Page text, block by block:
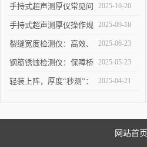
混凝土中钢筋的科学依据
壁厚检测中的具体应用
手持式超声测厚仪常见问
题解析：解决数据波动、
探头故障，保障测量结果
可靠
2025-10-20
手持式超声测厚仪操作规
范：测点选择、数据记录
与环境干扰规避要点
2025-09-18
裂缝宽度检测仪：高效、
精准的裂缝检测解决方案
2025-06-23
钢筋锈蚀检测仪：保障桥
梁与建筑安全的智能检测
2025-05-23
轻装上阵，厚度“秒测”：
升检测效率？
2025-04-21
网站首页